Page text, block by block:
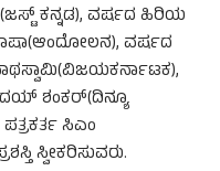
ಕನ್ನಡ), ವರ್ಷದ ಹಿರಿಯ
ವರ್ಷದ
ಶಂಕರ್(ದಿನ್ಯೂ
ಸಿಎಂ
ಸ್ವೀಕರಿಸುವರು.